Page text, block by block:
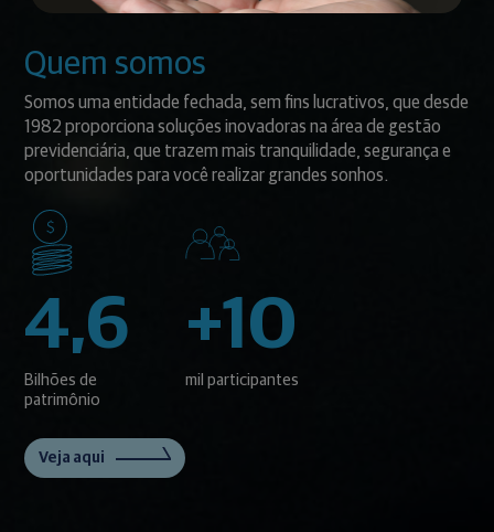
Quem somos
Somos uma entidade fechada, sem fins lucrativos, que desde
1982 proporciona soluções inovadoras na área de gestão
previdenciária, que trazem mais tranquilidade, segurança e
oportunidades para você realizar grandes sonhos.
4,6
Bilhões de
patrimônio
+10
mil participantes
Veja aqui